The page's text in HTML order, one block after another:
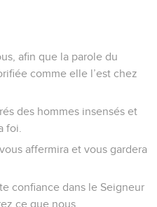
afin que la parole du
comme elle l’est chez
des hommes insensés et
foi.
affermira et vous gardera
confiance dans le Seigneur
ce que nous